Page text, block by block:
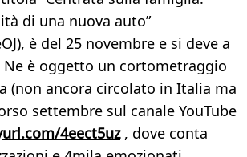
di una nuova auto”
è del 25 novembre e si deve a
Ne è oggetto un cortometraggio
(non ancora circolato in Italia ma
settembre sul canale YouTube
4eect5uz, dove conta